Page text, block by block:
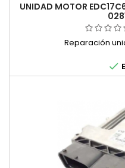
UNIDAD MOTOR
Reparación
